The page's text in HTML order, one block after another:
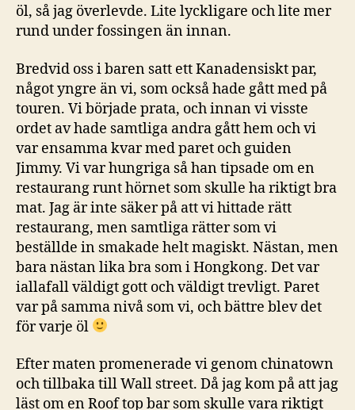
öl, så jag överlevde. Lite lyckligare och lite mer
rund under fossingen än innan.
Bredvid oss i baren satt ett Kanadensiskt par,
något yngre än vi, som också hade gått med på
touren. Vi började prata, och innan vi visste
ordet av hade samtliga andra gått hem och vi
var ensamma kvar med paret och guiden
Jimmy. Vi var hungriga så han tipsade om en
restaurang runt hörnet som skulle ha riktigt bra
mat. Jag är inte säker på att vi hittade rätt
restaurang, men samtliga rätter som vi
beställde in smakade helt magiskt. Nästan, men
bara nästan lika bra som i Hongkong. Det var
iallafall väldigt gott och väldigt trevligt. Paret
var på samma nivå som vi, och bättre blev det
för varje öl
Efter maten promenerade vi genom chinatown
och tillbaka till Wall street. Då jag kom på att jag
läst om en Roof top bar som skulle vara riktigt